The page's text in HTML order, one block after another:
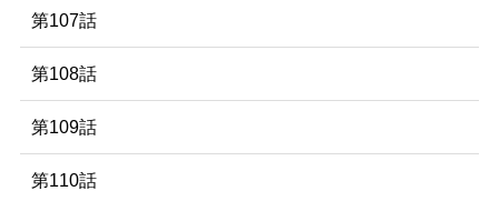
第107話
第108話
第109話
第110話